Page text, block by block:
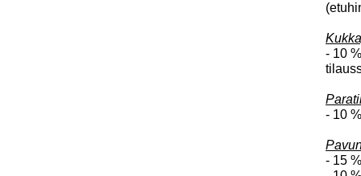
- 10
- 10
- 15